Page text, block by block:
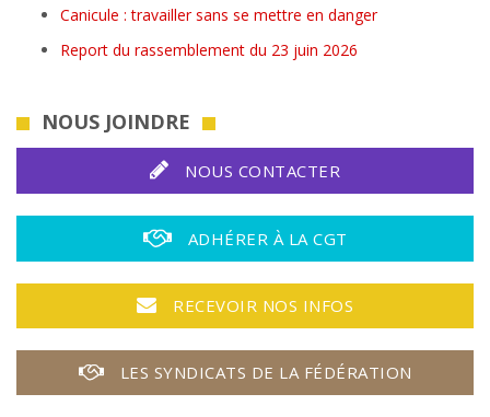
Canicule : travailler sans se mettre en danger
Report du rassemblement du 23 juin 2026
NOUS JOINDRE
NOUS CONTACTER
ADHÉRER À LA CGT
RECEVOIR NOS INFOS
LES SYNDICATS DE LA FÉDÉRATION